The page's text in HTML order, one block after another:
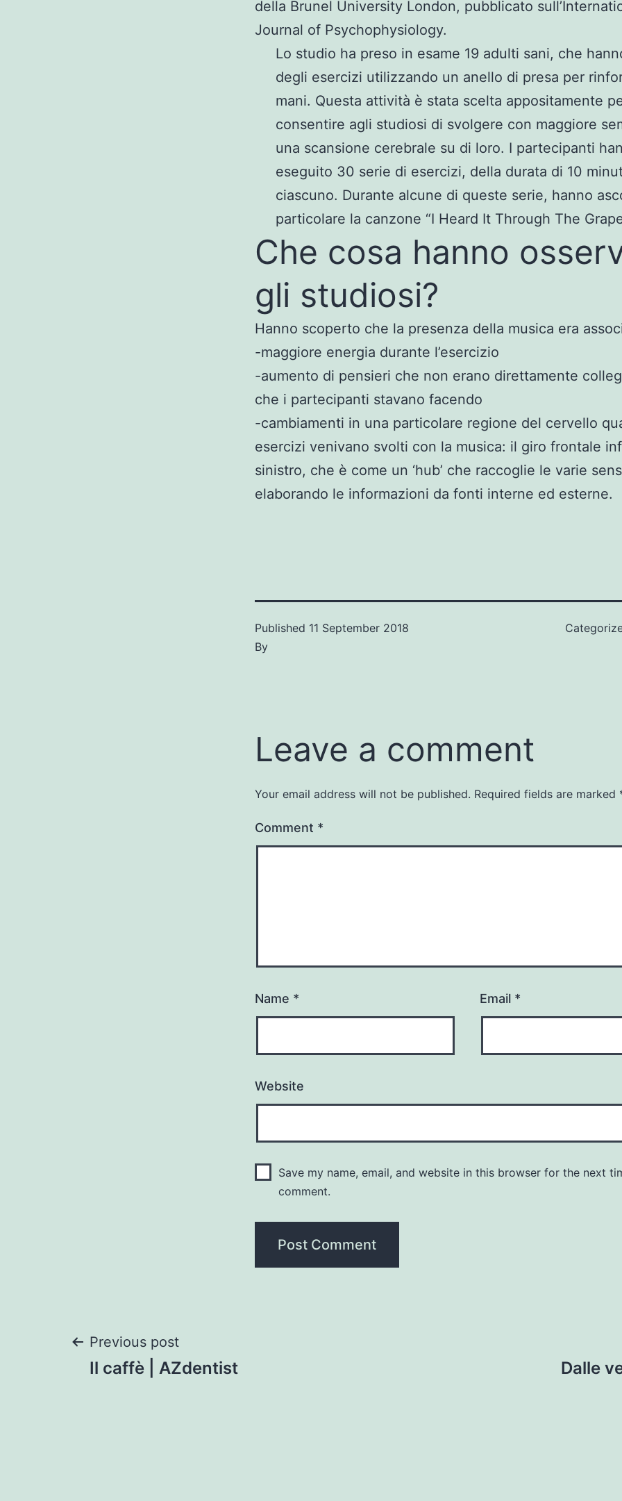
della Brunel University London, pubblicato
Journal of Psychophysiology.
Lo studio ha preso in esame 19 adulti sani, che
degli esercizi utilizzando un anello di presa per
mani. Questa attività è stata scelta appositamente
consentire agli studiosi di svolgere con maggiore
una scansione cerebrale su di loro. I partecipanti
eseguito 30 serie di esercizi, della durata di 10
ciascuno. Durante alcune di queste serie, hanno
particolare la canzone “I Heard It Through The
Che cosa hanno
gli studiosi?
Hanno scoperto che la presenza della musica era
-maggiore energia durante l’esercizio
-aumento di pensieri che non erano direttamente
che i partecipanti stavano facendo
-cambiamenti in una particolare regione del cervello
esercizi venivano svolti con la musica: il giro frontale
sinistro, che è come un ‘hub’ che raccoglie le varie
elaborando le informazioni da fonti interne ed esterne.
Published 11 September 2018
By
Leave a comment
Your email address will not be published. Required fields are marked
Comment *
Name * Email *
Website
Save my name, email, and website in this browser for the next
comment.
Post
Previous post
Il caffè | AZdentist Dalle